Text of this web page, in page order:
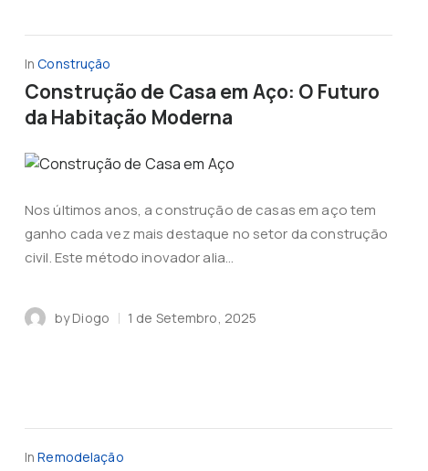
In Construção
Construção de Casa em Aço: O Futuro
da Habitação Moderna
Nos últimos anos, a construção de casas em aço tem
ganho cada vez mais destaque no setor da construção
civil. Este método inovador alia...
by Diogo 1 de Setembro, 2025
In Remodelação